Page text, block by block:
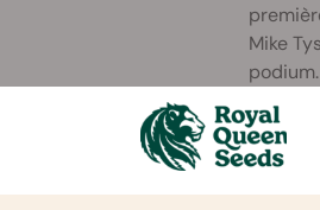
11
Mike
podium.